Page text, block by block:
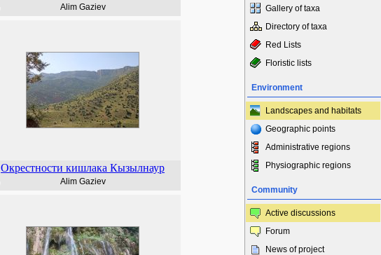
Alim Gaziev
Окрестности кишлака Кызылнаур
Alim Gaziev
Gallery of taxa
Directory of taxa
Red Lists
Floristic lists
Environment
Landscapes and habitats
Geographic points
Administrative regions
Physiographic regions
Community
Active discussions
Forum
News of project